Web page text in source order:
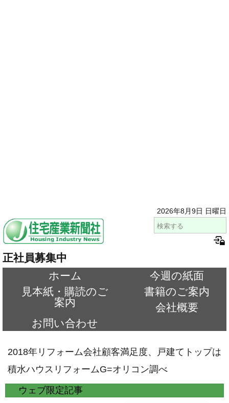
2026年8月9日 日曜日
正社員募集中
ホーム
今週の紙面
見本紙・購読のご
案内
書籍のご案内
会社概要
お問い合わせ
2018年リフォーム会社顧客満足度、戸建てトップは
積水ハウスリフォームG=オリコン調べ
ウェブ限定記事